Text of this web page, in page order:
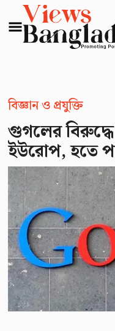
বিজ্ঞান ও প্রযুক্তি
গুগলের
ইউরোপ, হতে